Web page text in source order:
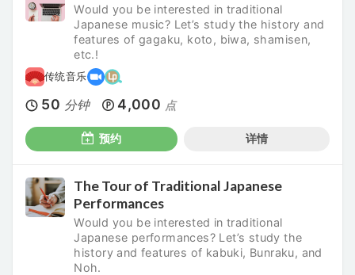
Would you be interested in traditional
Japanese music? Let’s study the history and
features of gagaku, koto, biwa, shamisen,
etc.!
传统音乐
50 分钟 4,000 点
预约 详情
The Tour of Traditional Japanese
Performances
Would you be interested in traditional
Japanese performances? Let’s study the
history and features of kabuki, Bunraku, and
Noh.